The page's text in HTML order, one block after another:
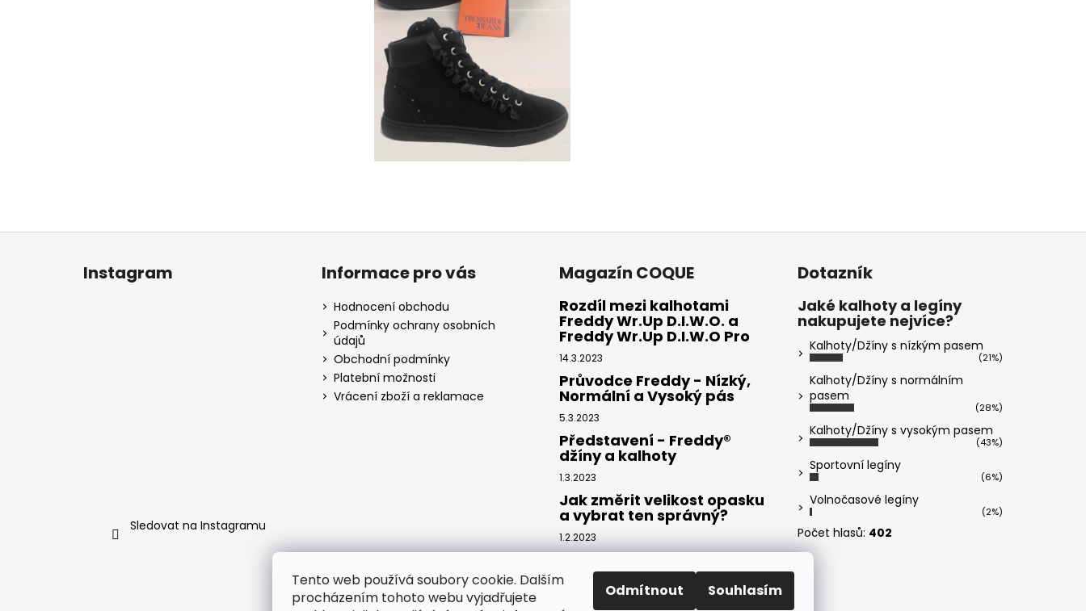
Tento web používá soubory cookie. Dalším
procházením tohoto webu vyjadřujete
Odmítnout Souhlasím
Z
Instagram
Sledovat na Instagramu
Informace pro vás
Hodnocení obchodu
Podmínky ochrany osobních
údajů
Obchodní podmínky
Platební možnosti
Vrácení zboží a reklamace
Magazín COQUE
Rozdíl mezi kalhotami
Freddy Wr.Up D.I.W.O. a
Freddy Wr.Up D.I.W.O Pro
14.3.2023
Průvodce Freddy - Nízký,
Normální a Vysoký pás
5.3.2023
Představení - Freddy®
džíny a kalhoty
1.3.2023
Jak změrit velikost opasku
a vybrat ten správný?
1.2.2023
Freddy® - Délka kalhot a
riflí Freddy®
Dotazník
Jaké kalhoty a legíny
nakupujete nejvíce?
Kalhoty/Džíny s nízkým pasem
(21%)
Kalhoty/Džíny s normálním
pasem
(28%)
Kalhoty/Džíny s vysokým pasem
(43%)
Sportovní legíny
(6%)
Volnočasové legíny
(2%)
Počet hlasů: 402